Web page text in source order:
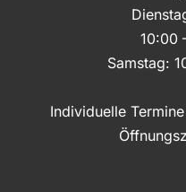
10:00
Samstag:
Individuelle